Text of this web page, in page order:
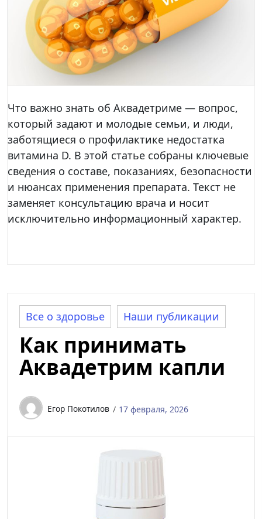
Что важно знать об Аквадетриме — вопрос,
который задают и молодые семьи, и люди,
заботящиеся о профилактике недостатка
витамина D. В этой статье собраны ключевые
сведения о составе, показаниях, безопасности
и нюансах применения препарата. Текст не
заменяет консультацию врача и носит
исключительно информационный характер.
Все о здоровье Наши публикации
Как принимать
Аквадетрим капли
Егор Покотилов 17 февраля, 2026